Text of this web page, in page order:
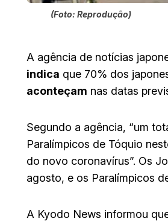
(Foto: Reprodução)
A agência de notícias
indica que 70% dos
aconteçam nas datas
Segundo a agência, “um
Paralímpicos de Tóquio
do novo coronavírus”. Os
agosto, e os Paralímpicos
A Kyodo News informou